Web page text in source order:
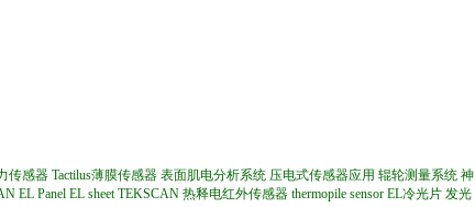
传感器 Tactilus薄膜传感器 表面肌电分析系统 压电式传感器应用 辊轮测量系统 神
EL Panel EL sheet TEKSCAN 热释电红外传感器 thermopile sensor EL冷光片 发光